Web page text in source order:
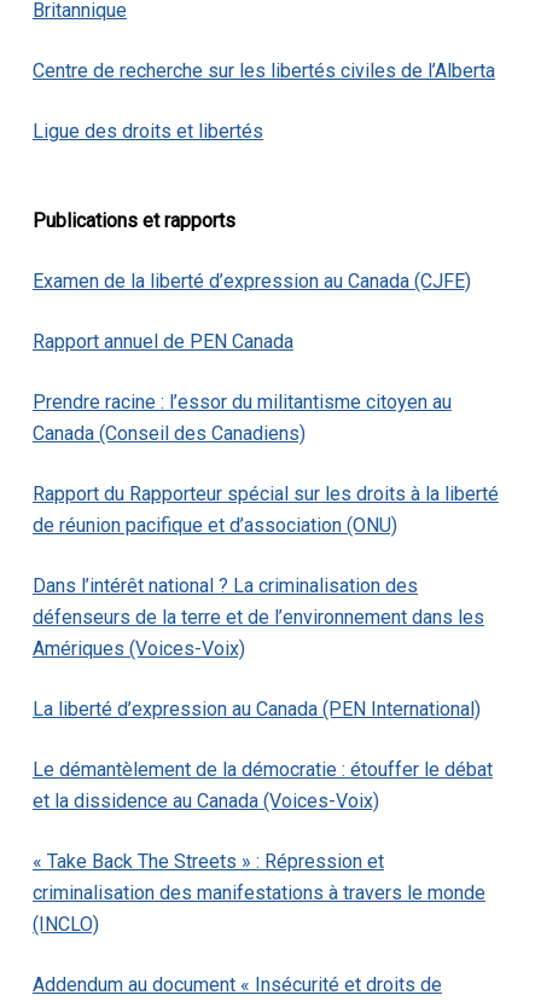
Britannique
Centre de recherche sur les libertés civiles de l’Alberta
Ligue des droits et libertés
Publications et rapports
Examen de la liberté d’expression au Canada (CJFE)
Rapport annuel de PEN Canada
Prendre racine : l’essor du militantisme citoyen au
Canada (Conseil des Canadiens)
Rapport du Rapporteur spécial sur les droits à la liberté
de réunion pacifique et d’association (ONU)
Dans l’intérêt national ? La criminalisation des
défenseurs de la terre et de l’environnement dans les
Amériques (Voices-Voix)
La liberté d’expression au Canada (PEN International)
Le démantèlement de la démocratie : étouffer le débat
et la dissidence au Canada (Voices-Voix)
« Take Back The Streets » : Répression et
criminalisation des manifestations à travers le monde
(INCLO)
Addendum au document « Insécurité et droits de